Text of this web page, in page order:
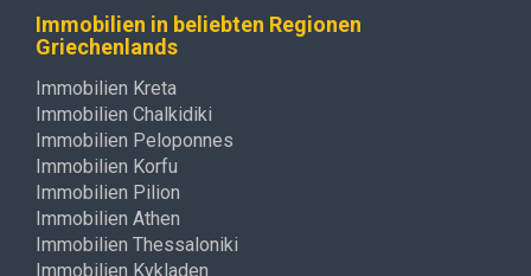
Immobilien in beliebten Regionen
Griechenlands
Immobilien Kreta
Immobilien Chalkidiki
Immobilien Peloponnes
Immobilien Korfu
Immobilien Pilion
Immobilien Athen
Immobilien Thessaloniki
Immobilien Kykladen